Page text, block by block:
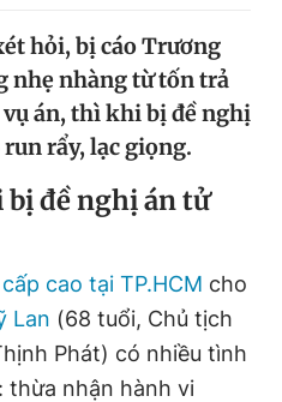
Magazine
Liên hệ quảng cáo
hỏi, bị cáo Trương
nhẹ nhàng từ tốn trả
án, thì khi bị đề nghị
rẩy, lạc giọng.
đề nghị án tử
cao tại TP.HCM cho
Lan (68 tuổi, Chủ tịch
Phát) có nhiều tình
thừa nhận hành vi